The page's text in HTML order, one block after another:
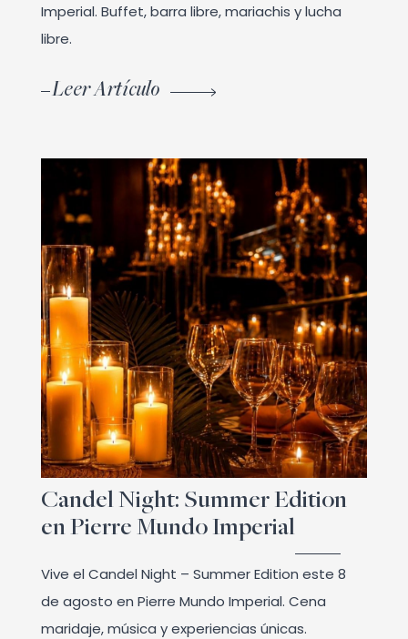
Imperial. Buffet, barra libre, mariachis y lucha
libre.
Leer Artículo
Candel Night: Summer Edition
en Pierre Mundo Imperial
Vive el Candel Night – Summer Edition este 8
de agosto en Pierre Mundo Imperial. Cena
maridaje, música y experiencias únicas.